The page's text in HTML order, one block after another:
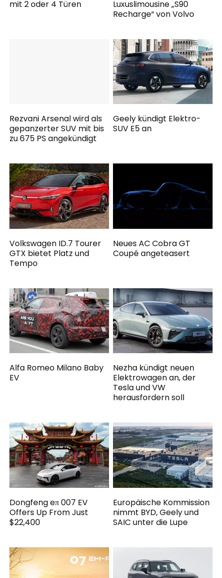
mit 2 oder 4 Türen
Luxuslimousine „S90
Recharge“ von Volvo
Rezvani Arsenal wird als
gepanzerter SUV mit bis
zu 675 PS angekündigt
Geely kündigt Elektro-
SUV E5 an
Volkswagen ID.7 Tourer
GTX bietet Platz und
Tempo
Neues AC Cobra GT
Coupé angeteasert
Alfa Romeo Milano Baby
EV
Nezha kündigt neuen
Elektrowagen an, der
Tesla und VW
herausfordern soll
Dongfeng eπ 007 EV
Offers Up From Just
$22,400
Europäische Kommission
nimmt BYD, Geely und
SAIC unter die Lupe